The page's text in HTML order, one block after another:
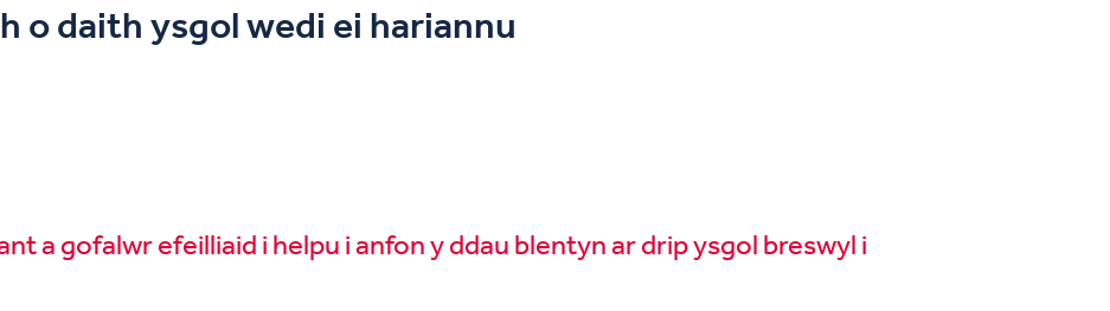
o daith ysgol wedi ei hariannu
a gofalwr efeilliaid i helpu i anfon y ddau blentyn ar drip ysgol breswyl i